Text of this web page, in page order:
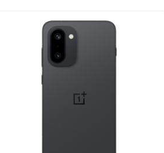
Товар под заказ